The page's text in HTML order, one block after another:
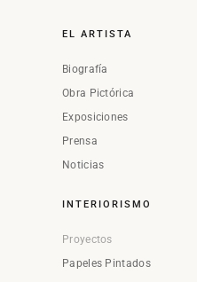
EL ARTISTA
Biografía
Obra Pictórica
Exposiciones
Prensa
Noticias
INTERIORISMO
Proyectos
Papeles Pintados